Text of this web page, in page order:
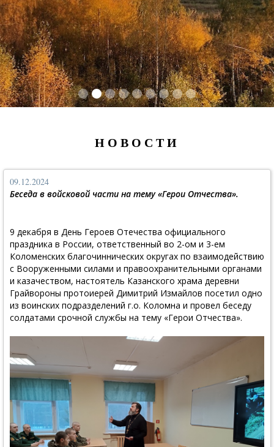
НОВОСТИ
09.12.2024
Беседа в войсковой части на тему «Герои Отчества».
9 декабря в День Героев Отечества официального
праздника в России, ответственный во 2-ом и 3-ем
Коломенских благочиннических округах по взаимодействию
с Вооруженными силами и правоохранительными органами
и казачеством, настоятель Казанского храма деревни
Грайвороны протоиерей Димитрий Измайлов посетил одно
из воинских подразделений г.о. Коломна и провел беседу
солдатами срочной службы на тему «Герои Отчества».